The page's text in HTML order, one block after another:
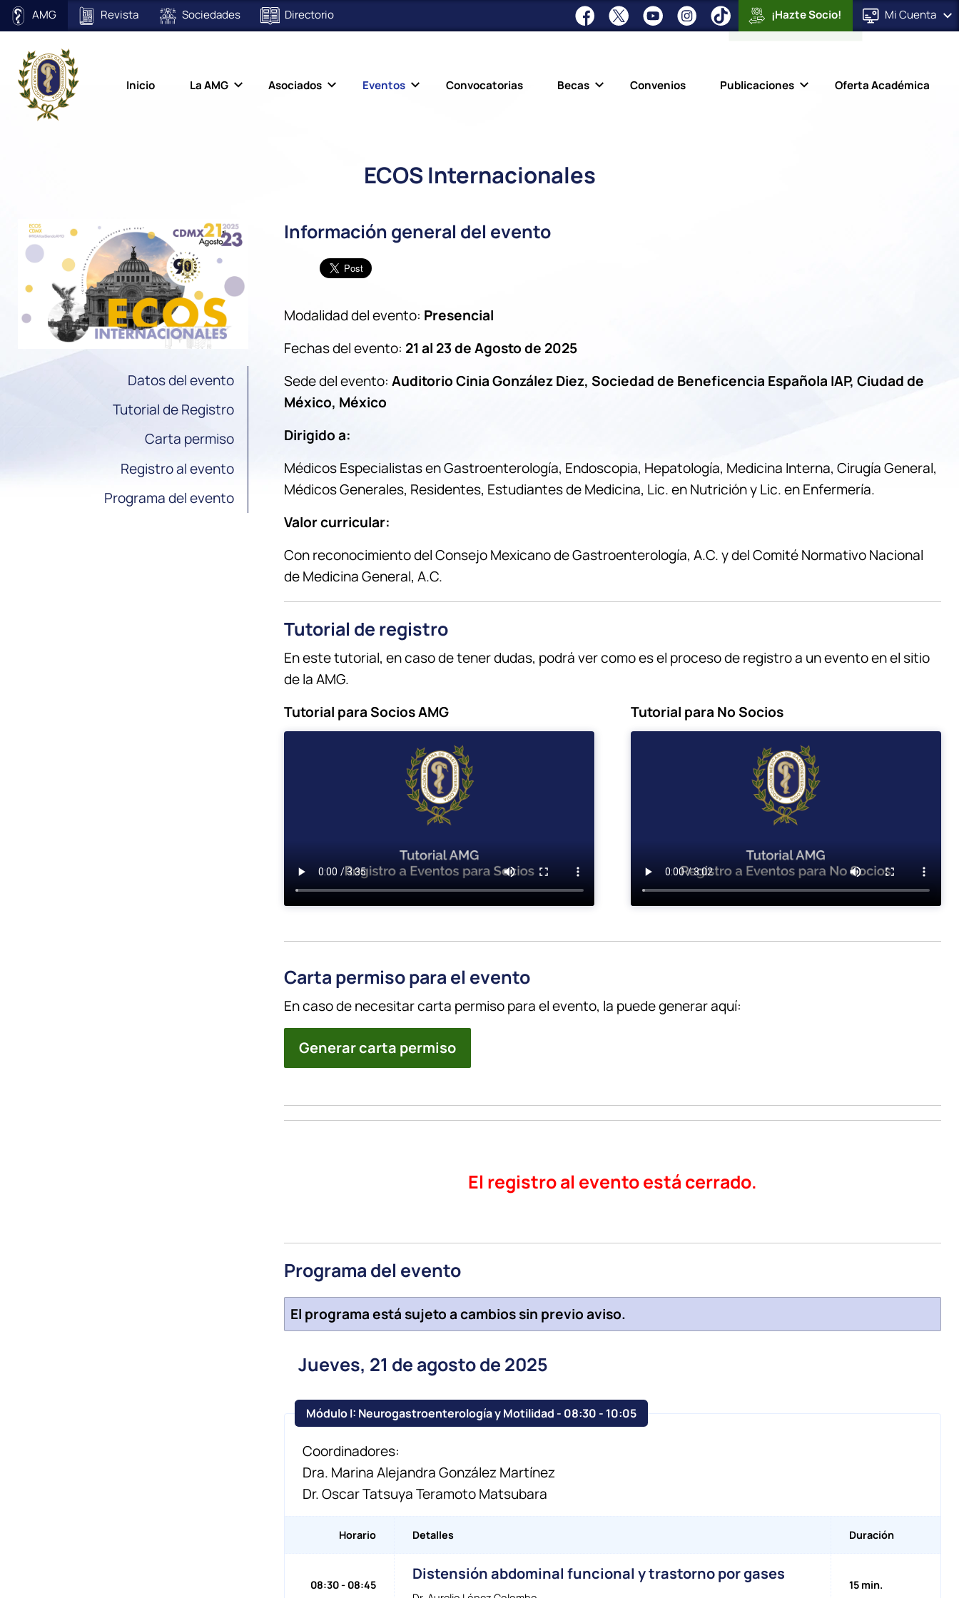
AMG Revista Sociedades Directorio ¡Hazte Socio! MiCuenta
Inicio La AMG Asociados Eventos Convocatorias Becas Convenios Publicaciones Oferta Académica
ECOS Internacionales
Datos del evento
Tutorial de Registro
Carta permiso
Registro al evento
Programa del evento
Información general del evento
Modalidad del evento: Presencial
Fechas del evento: 21 al 23 de Agosto de 2025
Sede del evento:Auditorio Cinia González Diez, Sociedad de Beneficencia Española IAP, Ciudad de
México, México
Dirigido a:
Médicos Especialistas en Gastroenterología, Endoscopia, Hepatología, Medicina Interna, Cirugía General,
Médicos Generales, Residentes, Estudiantes de Medicina, Lic. en Nutrición y Lic. en Enfermería.
Valor curricular:
Con reconocimiento del Consejo Mexicano de Gastroenterología, A.C. y del Comité Normativo Nacional
de Medicina General, A.C.
Tutorial de registro
En este tutorial, en caso de tener dudas, podrá ver como es el proceso de registro a un evento en el sitio
de la AMG.
Tutorial para Socios AMG
Tutorial para No Socios
Carta permiso para el evento
En caso de necesitar carta permiso para el evento, la puede generar aquí:
Generar carta permiso
El registro al evento está cerrado.
Programa del evento
El programa está sujeto a cambios sin previo aviso.
Jueves, 21 de agosto de 2025
Módulo I: Neurogastroenterología y Motilidad - 08:30 - 10:05
Coordinadores:
Dra. Marina Alejandra González Martínez
Dr. Oscar Tatsuya Teramoto Matsubara
Horario Detalles Duración
08:30- 08:45
Distensión abdominal funcional y trastorno por gases
15 min.